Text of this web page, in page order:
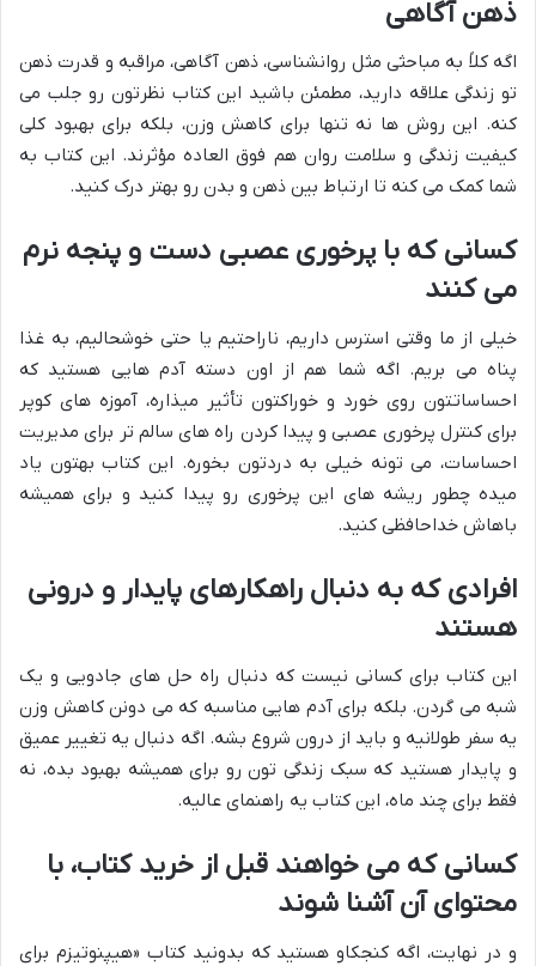
ذهن آگاهی
اگه کلاً به مباحثی مثل روانشناسی، ذهن آگاهی، مراقبه و قدرت ذهن
تو زندگی علاقه دارید، مطمئن باشید این کتاب نظرتون رو جلب می
کنه. این روش ها نه تنها برای کاهش وزن، بلکه برای بهبود کلی
کیفیت زندگی و سلامت روان هم فوق العاده مؤثرند. این کتاب به
شما کمک می کنه تا ارتباط بین ذهن و بدن رو بهتر درک کنید.
کسانی که با پرخوری عصبی دست و پنجه نرم
می کنند
خیلی از ما وقتی استرس داریم، ناراحتیم یا حتی خوشحالیم، به غذا
پناه می بریم. اگه شما هم از اون دسته آدم هایی هستید که
احساساتتون روی خورد و خوراکتون تأثیر میذاره، آموزه های کوپر
برای کنترل پرخوری عصبی و پیدا کردن راه های سالم تر برای مدیریت
احساسات، می تونه خیلی به دردتون بخوره. این کتاب بهتون یاد
میده چطور ریشه های این پرخوری رو پیدا کنید و برای همیشه
باهاش خداحافظی کنید.
افرادی که به دنبال راهکارهای پایدار و درونی
هستند
این کتاب برای کسانی نیست که دنبال راه حل های جادویی و یک
شبه می گردن. بلکه برای آدم هایی مناسبه که می دونن کاهش وزن
یه سفر طولانیه و باید از درون شروع بشه. اگه دنبال یه تغییر عمیق
و پایدار هستید که سبک زندگی تون رو برای همیشه بهبود بده، نه
فقط برای چند ماه، این کتاب یه راهنمای عالیه.
کسانی که می خواهند قبل از خرید کتاب، با
محتوای آن آشنا شوند
و در نهایت، اگه کنجکاو هستید که بدونید کتاب «هیپنوتیزم برای